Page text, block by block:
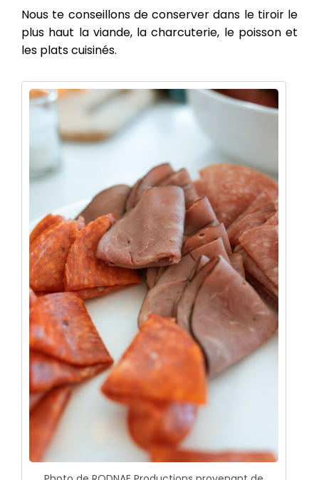
Nous te conseillons de conserver dans le tiroir le
plus haut la viande, la charcuterie, le poisson et
les plats cuisinés.